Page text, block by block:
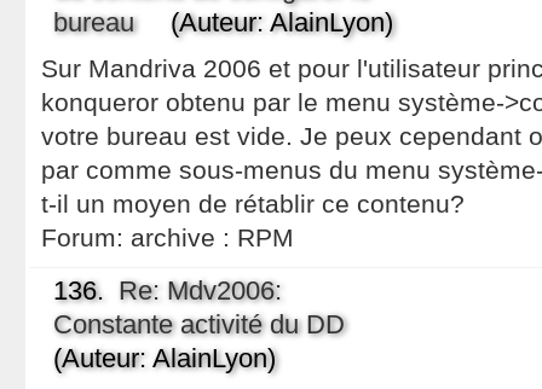
bureau(Auteur: AlainLyon)
Sur Mandriva 2006 et pour l'utilisateur
konqueror obtenu par le menu système-
votre bureau est vide. Je peux cependant
par comme sous-menus du menu
t-il un moyen de rétablir ce contenu?
Forum: archive : RPM
136. Re: Mdv2006:
Constante activité du DD
(Auteur: AlainLyon)